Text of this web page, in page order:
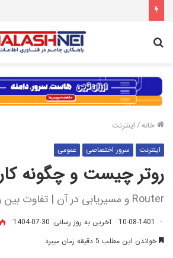
خانه/اینترنت
اینترنت سرور اختصاصی عمومی
روتر چیست و چگونه
Router و مسیریابی در آن | تفاوت بین روتر و مودم چیست؟
10-08-1401 آخرین به روز رسانی: 30-07-1404
خواندن این مطلب 5 دقیقه زمان میبرد